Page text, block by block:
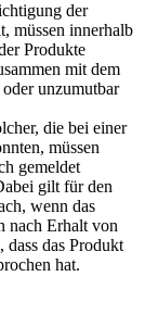
der
müssen innerhalb
Produkte
mit dem
unzumutbar
die bei einer
müssen
gemeldet
gilt für den
wenn das
nach Erhalt von
das Produkt
hat.